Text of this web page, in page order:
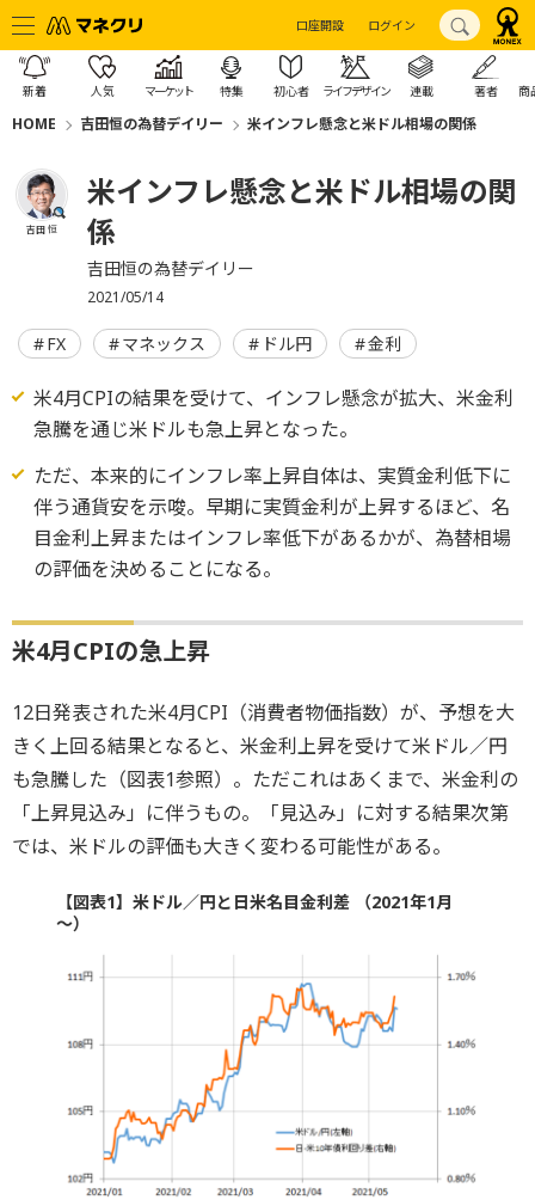
口座開設 ログイン
新着 人気 マーケット 特集 初心者 ライフデザイン 連載 著者 商
HOME 吉田恒の為替デイリー 米インフレ懸念と米ドル相場の関係
吉田 恒
米インフレ懸念と米ドル相場の関
係
吉田恒の為替デイリー
2021/05/14
FX マネックス ドル円 金利
米4月CPIの結果を受けて、インフレ懸念が拡大、米金利
急騰を通じ米ドルも急上昇となった。
ただ、本来的にインフレ率上昇自体は、実質金利低下に
伴う通貨安を示唆。早期に実質金利が上昇するほど、名
目金利上昇またはインフレ率低下があるかが、為替相場
の評価を決めることになる。
米4月CPIの急上昇
12日発表された米4月CPI（消費者物価指数）が、予想を大
きく上回る結果となると、米金利上昇を受けて米ドル／円
も急騰した（図表1参照）。ただこれはあくまで、米金利の
「上昇見込み」に伴うもの。「見込み」に対する結果次第
では、米ドルの評価も大きく変わる可能性がある。
【図表1】米ドル／円と日米名目金利差 （2021年1月
～）